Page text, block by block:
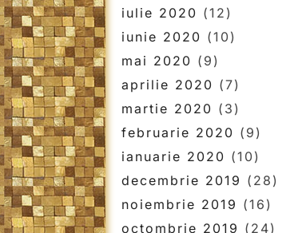
iulie 2020 (12)
iunie 2020 (10)
mai 2020 (9)
aprilie 2020 (7)
martie 2020 (3)
februarie 2020 (9)
ianuarie 2020 (10)
decembrie 2019 (28)
noiembrie 2019 (16)
octombrie 2019 (24)